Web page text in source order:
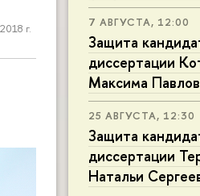
7 АВГУСТА, 12:00
Защита
диссертации
Максима
25 АВГУСТА, 12:30
Защита
диссертации
Натальи
г.